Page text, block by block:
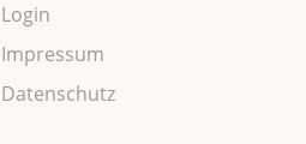
Login
Impressum
Datenschutz